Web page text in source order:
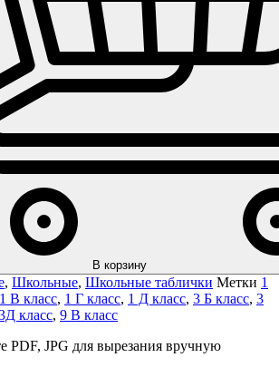
В корзину
, Школьные, Школьные таблички Метки 1
1 В класс, 1 Г класс, 1 Д класс, 3 Б класс, 3
класс, 9 В класс
JPG для вырезания вручную